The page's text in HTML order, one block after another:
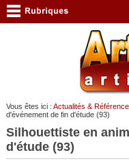
Vous êtes ici : Actualités &
d'événement de fin d'étude (93)
Silhouettiste en
d'étude (93)